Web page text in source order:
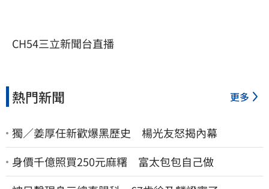
CH54三立新聞台直播
熱門新聞 更多
獨／姜厚任新歡爆黑歷史 楊光友怒揭內幕
身價千億照買250元麻糬 富太包包自己做